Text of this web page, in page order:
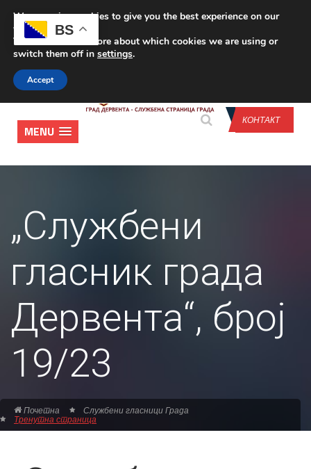
CONTACT US
КОНТАКТ
MENU
„Службени
гласник града
Дервента“, број
19/23
Почетна Службени гласници Града
Тренутна страница
BS
We are using cookies to give you the best experience on our
website.
You can find out more about which cookies we are using or
switch them off in settings.
Accept